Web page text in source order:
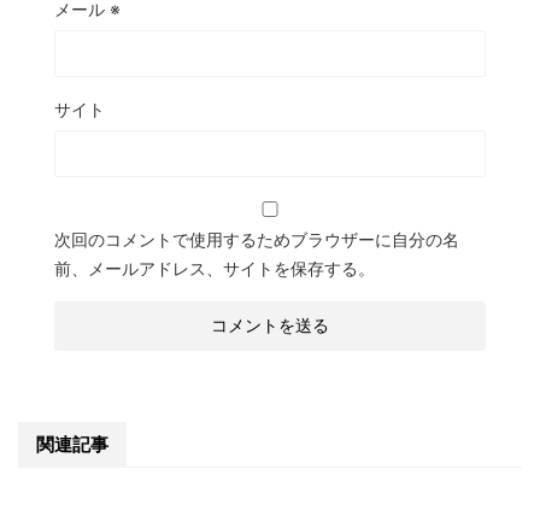
メール ※
サイト
次回のコメントで使用するためブラウザーに自分の名
前、メールアドレス、サイトを保存する。
関連記事